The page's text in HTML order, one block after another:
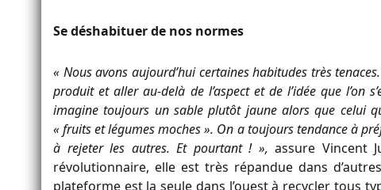
Se déshabituer de nos normes
« Nous avons aujourd’hui certaines habitudes très
produit et aller au-delà de l’aspect et de l’idée que l’on
imagine toujours un sable plutôt jaune alors que celui
« fruits et légumes moches ». On a toujours tendance à
à rejeter les autres. Et pourtant ! », assure Vincent
révolutionnaire, elle est très répandue dans
plateforme est la seule dans l’ouest à recycler tous